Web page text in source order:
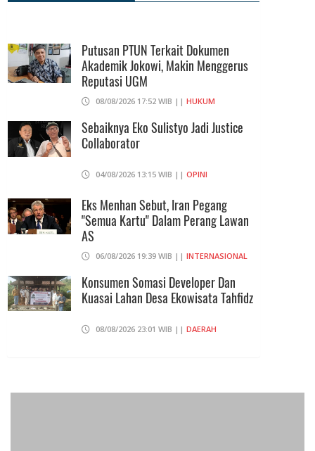
07/08/2026 19:06 WIB || HUKUM
Sidang Praperadilan Keempat Roy
Suryo Ditinda
07/08/2026 17:10 WIB ||
Putusan PTUN Terkait Dokumen
Akademik Jokowi, Makin Menggerus
Reputasi UGM
08/08/2026 17:52 WIB || HUKUM
Sebaiknya Eko Sulistyo Jadi Justice
Collaborator
04/08/2026 13:15 WIB || OPINI
Eks Menhan Sebut, Iran Pegang
"Semua Kartu" Dalam Perang Lawan
AS
06/08/2026 19:39 WIB || INTERNASIONAL
Konsumen Somasi Developer Dan
Kuasai Lahan Desa Ekowisata Tahfidz
08/08/2026 23:01 WIB || DAERAH
206 Juta